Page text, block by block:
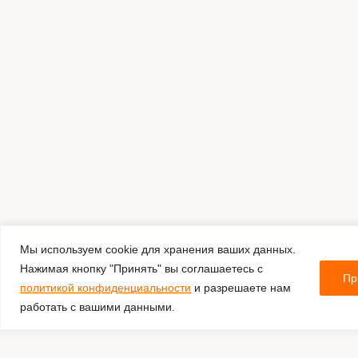
Мы используем cookie для хранения ваших данных.
Нажимая кнопку "Принять" вы соглашаетесь с
политикой конфиденциальности и разрешаете нам
работать с вашими данными.